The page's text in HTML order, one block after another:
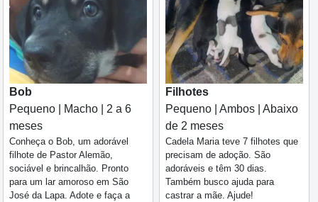
Bob
Pequeno | Macho | 2 a 6
meses
Conheça o Bob, um adorável
filhote de Pastor Alemão,
sociável e brincalhão. Pronto
para um lar amoroso em São
José da Lapa. Adote e faça a
Filhotes
Pequeno | Ambos | Abaixo
de 2 meses
Cadela Maria teve 7 filhotes que
precisam de adoção. São
adoráveis e têm 30 dias.
Também busco ajuda para
castrar a mãe. Ajude!